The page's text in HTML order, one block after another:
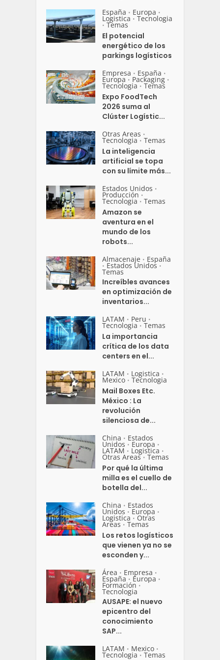
España • Europa •
Logistica • Tecnologia
• Temas
El potencial
energético de los
parkings logísticos
Empresa • España •
Europa • Packaging •
Tecnologia • Temas
Expo FoodTech
2026 suma al
Clúster Logístic...
Otras Areas •
Tecnologia • Temas
La inteligencia
artificial se topa
con su límite más...
Estados Unidos •
Producción •
Tecnologia • Temas
Amazon se
aventura en el
mundo de los
robots...
Almacenaje • España
• Estados Unidos •
Temas
Increíbles avances
en optimización de
inventarios...
LATAM • Peru •
Tecnologia • Temas
La importancia
crítica de los data
centers en el...
LATAM • Logistica •
Mexico • Tecnologia
Mail Boxes Etc.
México : La
revolución
silenciosa de...
China • Estados
Unidos • Europa •
LATAM • Logistica •
Otras Areas • Temas
Por qué la última
milla es el cuello de
botella del...
China • Estados
Unidos • Europa •
Logistica • Otras
Areas • Temas
Los retos logísticos
que vienen ya no se
esconden y...
Área • Empresa •
España • Europa •
Formación •
Tecnologia
AUSAPE: el nuevo
epicentro del
conocimiento
SAP...
LATAM • Mexico •
Tecnologia • Temas